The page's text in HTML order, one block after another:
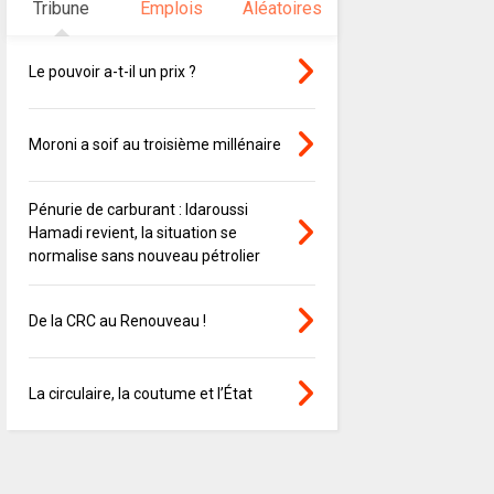
Tribune Emplois Aléatoires
Le pouvoir a-t-il un prix ?
Moroni a soif au troisième millénaire
Pénurie de carburant : Idaroussi
Hamadi revient, la situation se
normalise sans nouveau pétrolier
De la CRC au Renouveau !
La circulaire, la coutume et l’État